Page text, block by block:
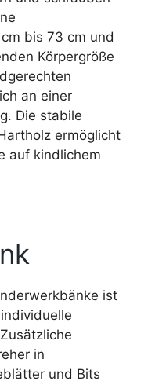
bis 73 cm und
Körpergröße
an einer
Die stabile
ermöglicht
auf kindlichem
ist
in
und Bits